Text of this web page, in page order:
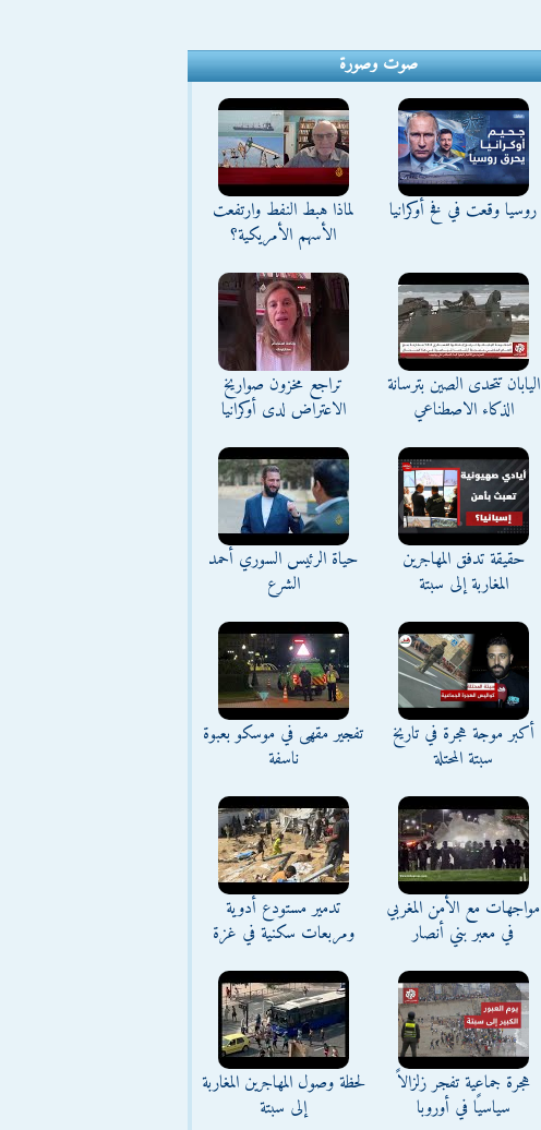
صوت وصورة
روسيا وقعت في فخ أوكرانيا
لماذا هبط النفط وارتفعت
الأسهم الأمريكية؟
اليابان تتحدى الصين بترسانة
الذكاء الاصطناعي
تراجع مخزون صواريخ
الاعتراض لدى أوكرانيا
حقيقة تدفق المهاجرين
المغاربة إلى سبتة
حياة الرئيس السوري أحمد
الشرع
أكبر موجة هجرة في تاريخ
سبتة المحتلة
تفجير مقهى في موسكو بعبوة
ناسفة
مواجهات مع الأمن المغربي
في معبر بني أنصار
تدمير مستودع أدوية
ومربعات سكنية في غزة
هجرة جماعية تفجر زلزالاً
سياسيًا في أوروبا
لحظة وصول المهاجرين المغاربة
إلى سبتة